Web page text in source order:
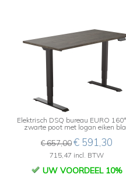
Elektrisch DSQ bureau EURO
zwarte poot met logan eiken
€ 657,00€ 591,30
715,47 incl. BTW
UW VOORDEEL 10%